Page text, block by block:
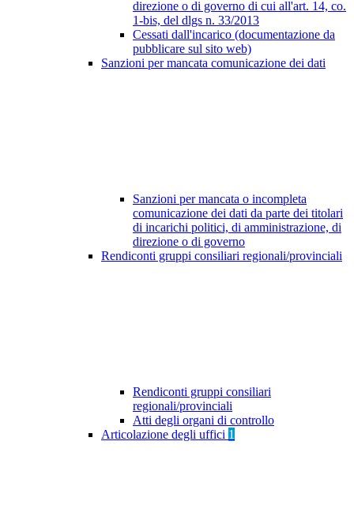
direzione o di governo di cui all'art. 14, co.
1-bis, del dlgs n. 33/2013
Cessati dall'incarico (documentazione da
pubblicare sul sito web)
Sanzioni per mancata comunicazione dei dati
Sanzioni per mancata o incompleta
comunicazione dei dati da parte dei titolari
di incarichi politici, di amministrazione, di
direzione o di governo
Rendiconti gruppi consiliari regionali/provinciali
Rendiconti gruppi consiliari
regionali/provinciali
Atti degli organi di controllo
Articolazione degli uffici 1